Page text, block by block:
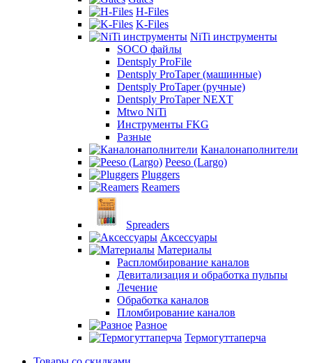
H-Files
K-Files
NiTi инструменты
SOCO файлы
Dentsply ProFile
Dentsply ProTaper (машинные)
Dentsply ProTaper (ручные)
Dentsply ProTaper NEXT
Mtwo NiTi
Инструменты FKG
Разные
Каналонаполнители
Peeso (Largo)
Pluggers
Reamers
Spreaders
Аксессуары
Материалы
Распломбирование каналов
Девитализация и обработка пульпы
Лечение
Обработка каналов
Пломбирование каналов
Разное
Термогуттаперча